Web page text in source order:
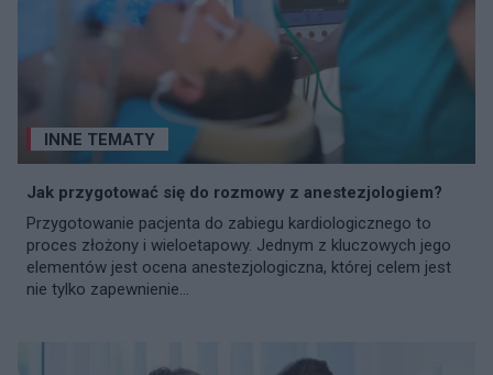
INNE TEMATY
Jak przygotować się do rozmowy z anestezjologiem?
Przygotowanie pacjenta do zabiegu kardiologicznego to
proces złożony i wieloetapowy. Jednym z kluczowych jego
elementów jest ocena anestezjologiczna, której celem jest
nie tylko zapewnienie...